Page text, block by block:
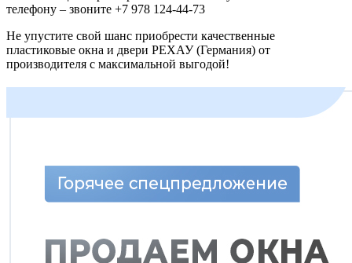
телефону – звоните +7 978 124-44-73
Не упустите свой шанс приобрести качественные
пластиковые окна и двери РЕХАУ (Германия) от
производителя с максимальной выгодой!